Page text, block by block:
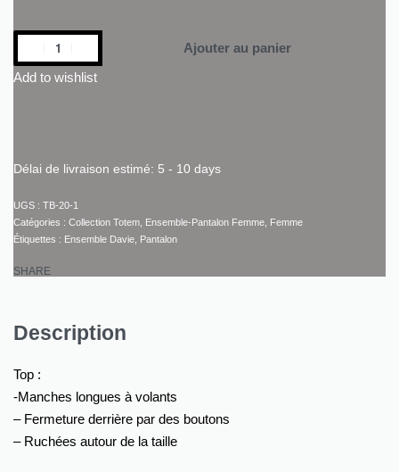
Ajouter au panier
Add to wishlist
Délai de livraison estimé: 5 - 10 days
TB-20-1
Catégories : Collection Totem Ensemble-Pantalon Femme Femme
Étiquettes : Ensemble Davie Pantalon
SHARE
Description
Top :
-Manches longues à volants
– Fermeture derrière par des boutons
– Ruchées autour de la taille